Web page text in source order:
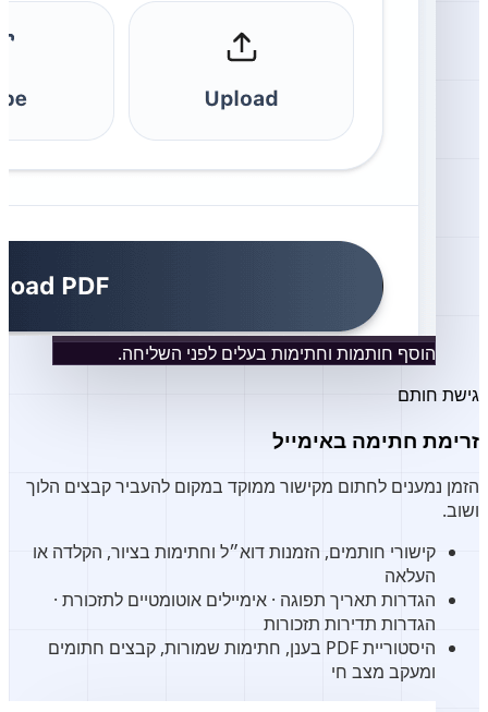
הוסף חותמות וחתימות בעלים לפני השליחה.
גישת חותם
זרימת חתימה באימייל
הזמן נמענים לחתום מקישור ממוקד במקום להעביר קבצים הלוך
ושוב.
קישורי חותמים, הזמנות דוא״ל וחתימות בציור, הקלדה או
העלאה
הגדרות תאריך תפוגה · אימיילים אוטומטיים לתזכורת ·
הגדרות תדירות תזכורות
היסטוריית PDF בענן, חתימות שמורות, קבצים חתומים
ומעקב מצב חי